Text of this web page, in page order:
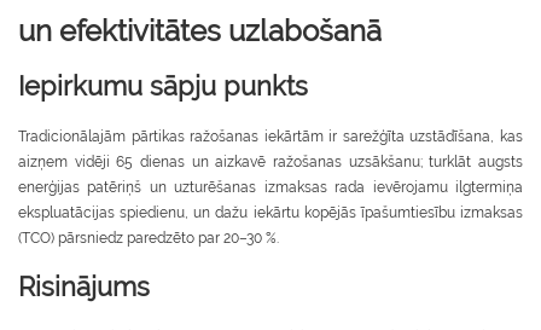
un efektivitātes uzlabošanā
Iepirkumu sāpju punkts
Tradicionālajām pārtikas ražošanas iekārtām ir sarežģīta uzstādīšana, kas
aizņem vidēji 65 dienas un aizkavē ražošanas uzsākšanu; turklāt augsts
enerģijas patēriņš un uzturēšanas izmaksas rada ievērojamu ilgtermiņa
ekspluatācijas spiedienu, un dažu iekārtu kopējās īpašumtiesību izmaksas
(TCO) pārsniedz paredzēto par 20–30 %.
Risinājums